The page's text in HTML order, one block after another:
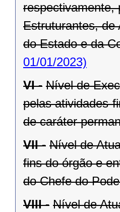
respectivamente,
Estruturantes, de
do Estado e da
01/01/2023)
VI - Nível de
pelas atividades-
de caráter
VII - Nível de
fins do órgão e
do Chefe do
VIII - Nível de